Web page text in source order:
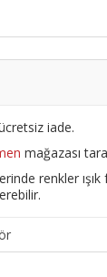
iade.
mağazası
renkler ışık